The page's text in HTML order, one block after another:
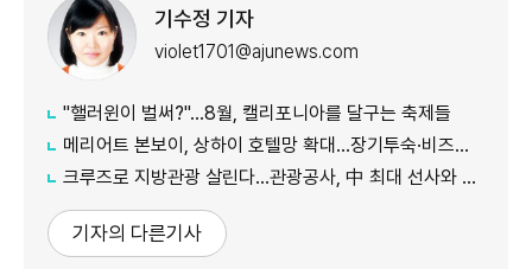
기수정 기자
violet1701@ajunews.com
"핼러윈이 벌써?"…8월, 캘리포니아를 달구는 축제들
메리어트 본보이, 상하이 호텔망 확대…장기투숙·비즈니스 수요 공략
크루즈로 지방관광 살린다…관광공사, 中 최대 선사와 맞손
기자의 다른기사